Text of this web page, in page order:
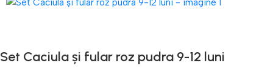
Set Caciula și fular roz pudra 9-12 luni